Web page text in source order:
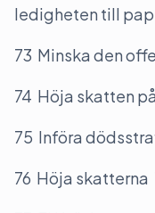
ledigheten till
73 Minska den
74 Höja skatten
75 Införa
76 Höja skatterna